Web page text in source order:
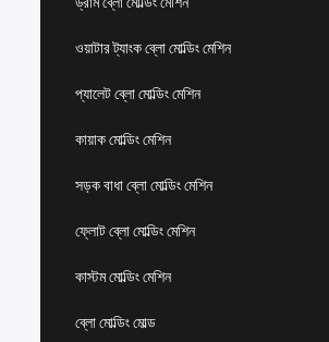
ওয়াটার ট্যাংক ব্লো মোল্ডিং মেশিন
প্যালেট ব্লো মোল্ডিং মেশিন
কায়াক মোল্ডিং মেশিন
সড়ক বাধা ব্লো মোল্ডিং মেশিন
ফ্লোট ব্লো মোল্ডিং মেশিন
কাস্টম মোল্ডিং মেশিন
ব্লো মোল্ডিং মোল্ড